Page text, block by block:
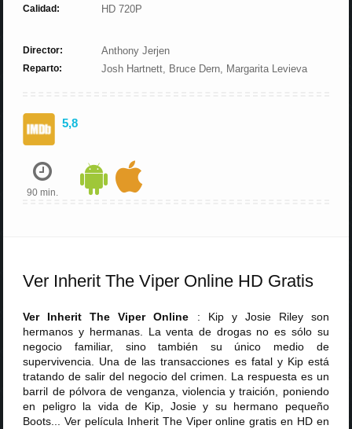
Calidad: HD 720P
Director: Anthony Jerjen
Reparto: Josh Hartnett, Bruce Dern, Margarita Levieva
5,8
90 min.
Ver Inherit The Viper Online HD Gratis
Ver Inherit The Viper Online : Kip y Josie Riley son
hermanos y hermanas. La venta de drogas no es sólo su
negocio familiar, sino también su único medio de
supervivencia. Una de las transacciones es fatal y Kip está
tratando de salir del negocio del crimen. La respuesta es un
barril de pólvora de venganza, violencia y traición, poniendo
en peligro la vida de Kip, Josie y su hermano pequeño
Boots... Ver película Inherit The Viper online gratis en HD en